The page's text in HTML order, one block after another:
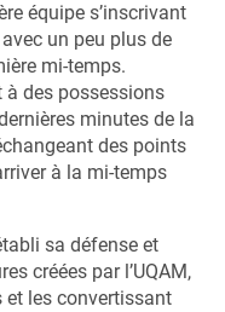
équipe s’inscrivant
un peu plus de
mi-temps.
à des possessions
minutes de la
des points
à la mi-temps
sa défense et
créées par l’UQAM,
et les convertissant